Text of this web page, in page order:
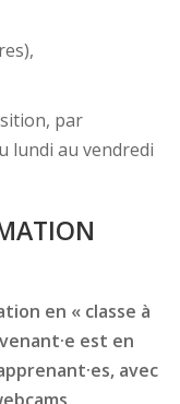
par
lundi au vendredi
en « classe à
est en
avec